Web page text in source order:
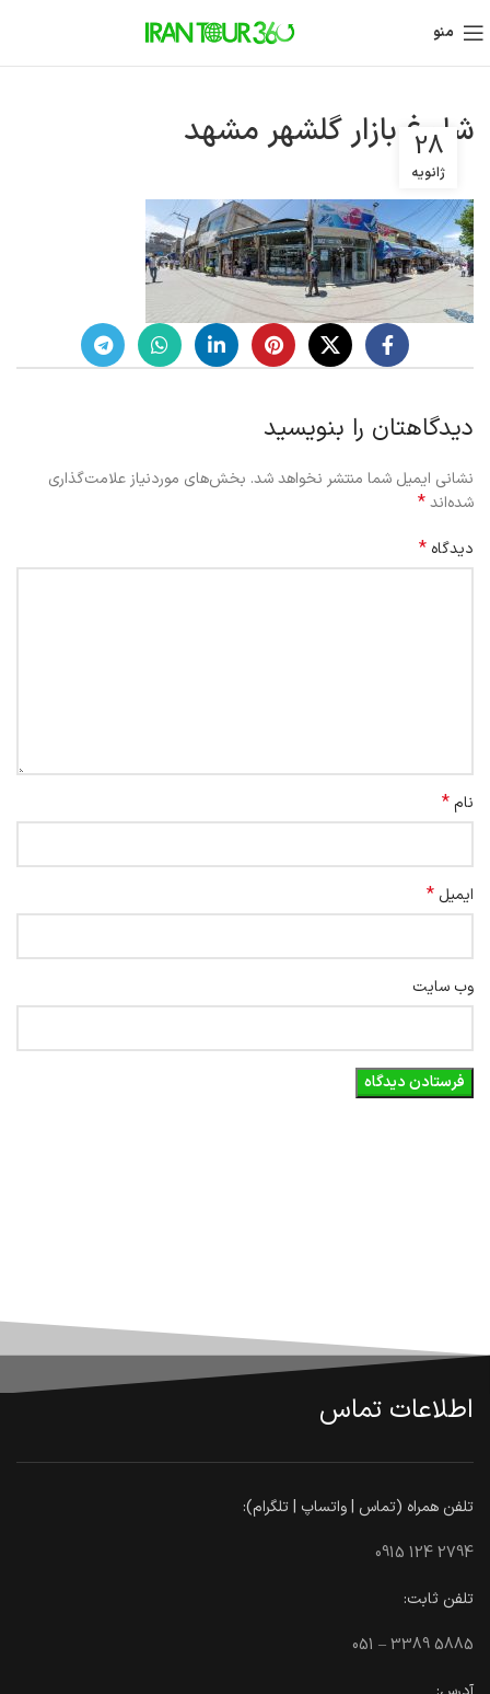
منو
شلوغ بازار گلشهر مشهد
28
ژانویه
دیدگاهتان را بنویسید
نشانی ایمیل شما منتشر نخواهد شد. بخش‌های موردنیاز علامت‌گذاری
شده‌اند*
دیدگاه *
نام*
ایمیل *
وب‌ سایت
اطلاعات تماس
تلفن همراه (تماس | واتساپ | تلگرام):
0915 124 2794
تلفن ثابت:
051 – 3389 5885